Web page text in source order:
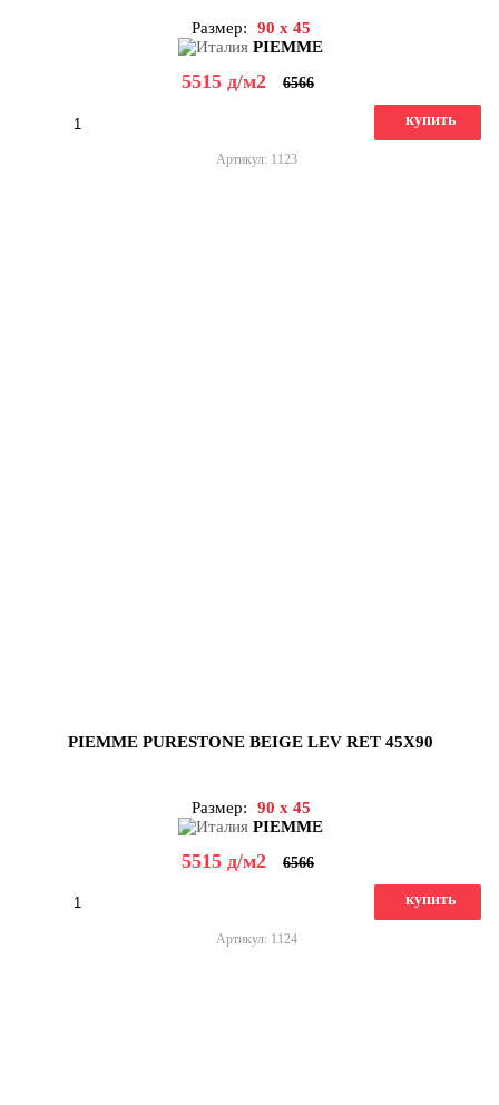
Размер:
90 x 45
PIEMME
5515 д/м2 6566
купить
Артикул: 1123
PIEMME PURESTONE BEIGE LEV RET 45X90
Размер:
90 x 45
PIEMME
5515 д/м2 6566
купить
Артикул: 1124